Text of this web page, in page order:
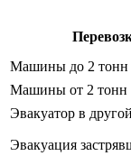
Машины до 2 тонн
Машины от 2 тонн
Эвакуатор в
Эвакуация